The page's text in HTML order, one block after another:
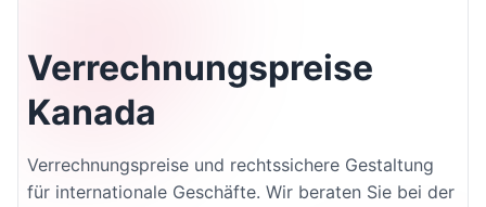
Verrechnungspreise
Kanada
Verrechnungspreise und rechtssichere Gestaltung
für internationale Geschäfte. Wir beraten Sie bei der